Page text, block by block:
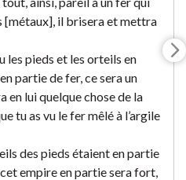
[métaux], il brisera et mettra
les pieds et les orteils en
partie de fer, ce sera un
en lui quelque chose de la
tu as vu le fer mêlé à l’argile
des pieds étaient en partie
empire en partie sera fort,